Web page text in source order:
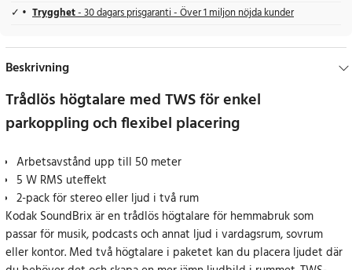
Trygghet- 30 dagars prisgaranti - Över 1 miljon nöjda kunder
Beskrivning
Trådlös högtalare med TWS för enkel
parkoppling och flexibel placering
Arbetsavstånd upp till 50 meter
5 W RMS uteffekt
2-pack för stereo eller ljud i två rum
Kodak SoundBrix är en trådlös högtalare för hemmabruk som
passar för musik, podcasts och annat ljud i vardagsrum, sovrum
eller kontor. Med två högtalare i paketet kan du placera ljudet där